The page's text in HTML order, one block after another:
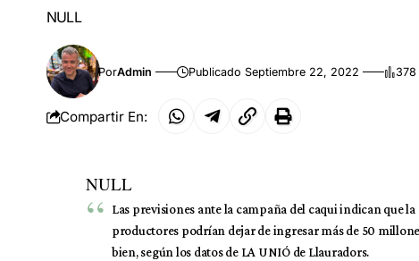
NULL
PorAdmin Publicado Septiembre 22, 2022 378
Compartir En:
NULL
Las previsiones ante la campaña del caqui indican que
productores podrían dejar de ingresar más de 50
bien, según los datos de LA UNIÓ de Llauradors.